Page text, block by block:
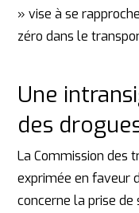
» vise à se
zéro dans le
Une
des
La Commission des
exprimée en faveur
concerne la prise de